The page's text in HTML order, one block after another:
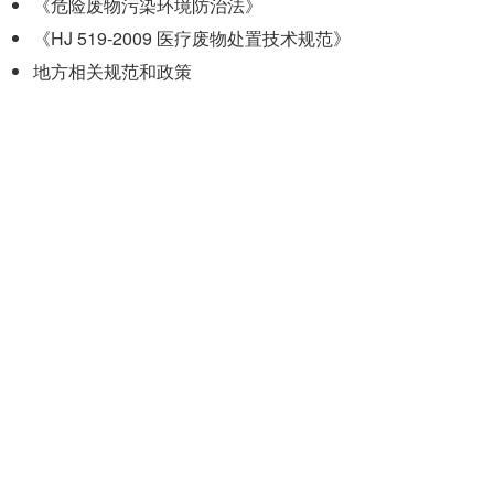
《HJ 519-2009 医疗废物处置技术规范》
地方相关规范和政策